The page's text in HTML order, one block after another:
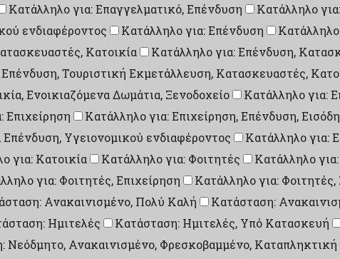
Κατάλληλο για: Επαγγελματικό, Επένδυση Κατάλληλο
ενδιαφέροντος
Κατάλληλο για: Επένδυση
Κατοικία Κατάλληλο για: Επένδυση,
Τουριστική Εκμετάλλευση, Κατασκευαστές,
Ενοικιαζόμενα Δωμάτια, Ξενοδοχείο
Κατάλληλο για:
Επιχείρηση Κατάλληλο για: Επιχείρηση, Επένδυση,
Επένδυση, Υγειονομικού ενδιαφέροντος
Κατάλληλο για:
για: Κατοικία Κατάλληλο για: Φοιτητές Κατάλληλο
για: Φοιτητές, Επιχείρηση Κατάλληλο για:
Ανακαινισμένο, Πολύ Καλή Κατάσταση:
Ημιτελές Κατάσταση: Ημιτελές, Υπό Κατασκευή
Νεόδμητο, Ανακαινισμένο, Φρεσκοβαμμένο, Καταπληκτική